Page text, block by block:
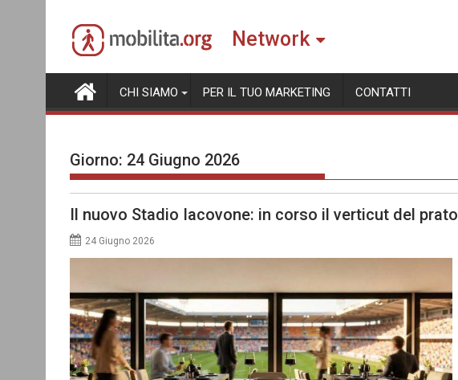
content
Network
CHI SIAMO PER IL TUO MARKETING CONTATTI
Giorno: 24 Giugno 2026
Il nuovo Stadio Iacovone: in corso il verticut del prato
24 Giugno 2026